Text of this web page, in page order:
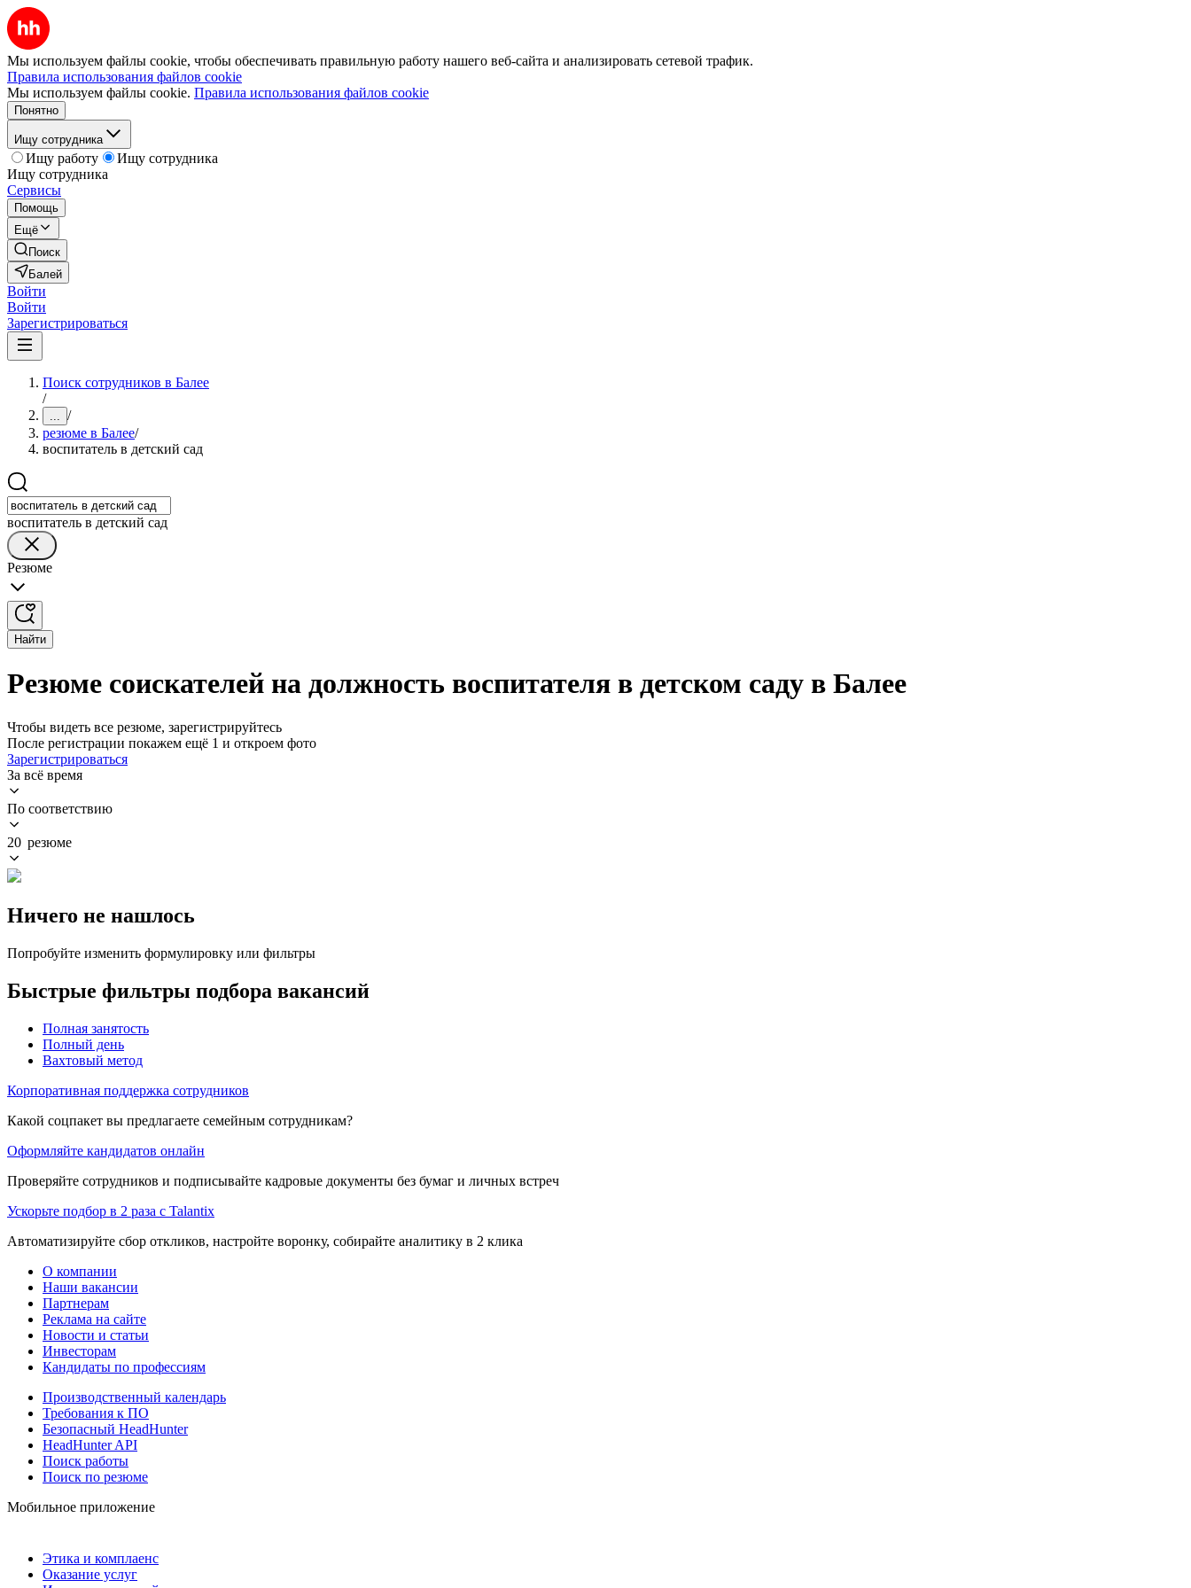
Мы используем файлы cookie, чтобы обеспечивать правильную работу нашего веб-сайта и анализировать сетевой трафик.
Правила использования файлов cookie
Мы используем файлы cookie. Правила использования файлов cookie
Понятно
Ищу сотрудника
Ищу работу
Ищу сотрудника
Ищу сотрудника
Сервисы
Помощь
Ещё
Поиск
Балей
Войти
Войти
Зарегистрироваться
Поиск сотрудников в Балее
/
... /
резюме в Балее/
воспитатель в детский сад
воспитатель в детский сад
Резюме
Найти
Резюме соискателей на должность воспитателя в детском саду в Балее
Чтобы видеть все резюме, зарегистрируйтесь
После регистрации покажем ещё 1 и откроем фото
Зарегистрироваться
За всё время
По соответствию
20 резюме
Ничего не нашлось
Попробуйте изменить формулировку или фильтры
Быстрые фильтры подбора вакансий
Полная занятость
Полный день
Вахтовый метод
Корпоративная поддержка сотрудников
Какой соцпакет вы предлагаете семейным сотрудникам?
Оформляйте кандидатов онлайн
Проверяйте сотрудников и подписывайте кадровые документы без бумаг и личных встреч
Ускорьте подбор в 2 раза с Talantix
Автоматизируйте сбор откликов, настройте воронку, собирайте аналитику в 2 клика
О компании
Наши вакансии
Партнерам
Реклама на сайте
Новости и статьи
Инвесторам
Кандидаты по профессиям
Производственный календарь
Требования к ПО
Безопасный HeadHunter
HeadHunter API
Поиск работы
Поиск по резюме
Мобильное приложение
Этика и комплаенс
Оказание услуг